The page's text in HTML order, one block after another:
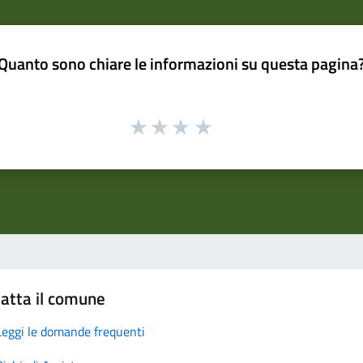
sono chiare le informazioni su questa
il comune
le domande frequenti